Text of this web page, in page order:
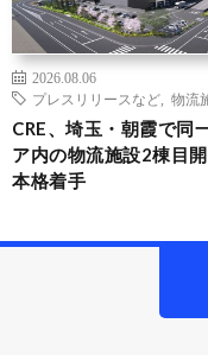
2026.08.06
プレスリリースなど
物流
CRE、埼玉・朝霞で同
ア内の物流施設2棟目
本格着手